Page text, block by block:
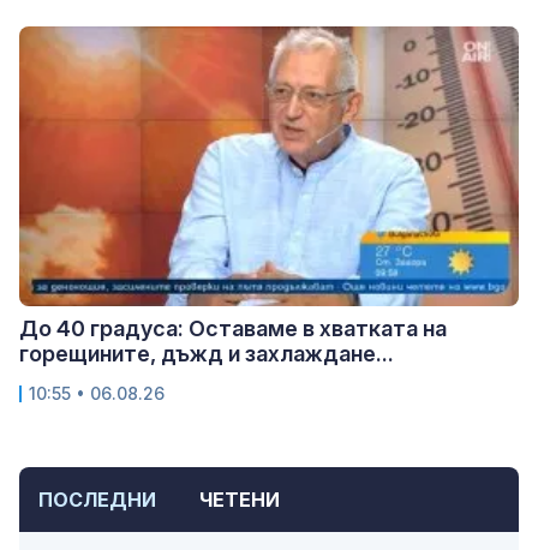
ПОСЛЕДНИ ЧЕТЕНИ
До 40 градуса: Оставаме в хватката на
горещините, дъжд и захлаждане...
10:55 • 06.08.26